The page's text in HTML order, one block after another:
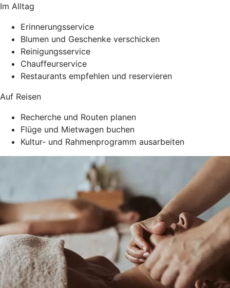
Im Alltag
Erinnerungsservice
Blumen und Geschenke verschicken
Reinigungsservice
Chauffeurservice
Restaurants empfehlen und reservieren
Auf Reisen
Recherche und Routen planen
Flüge und Mietwagen buchen
Kultur- und Rahmenprogramm ausarbeiten